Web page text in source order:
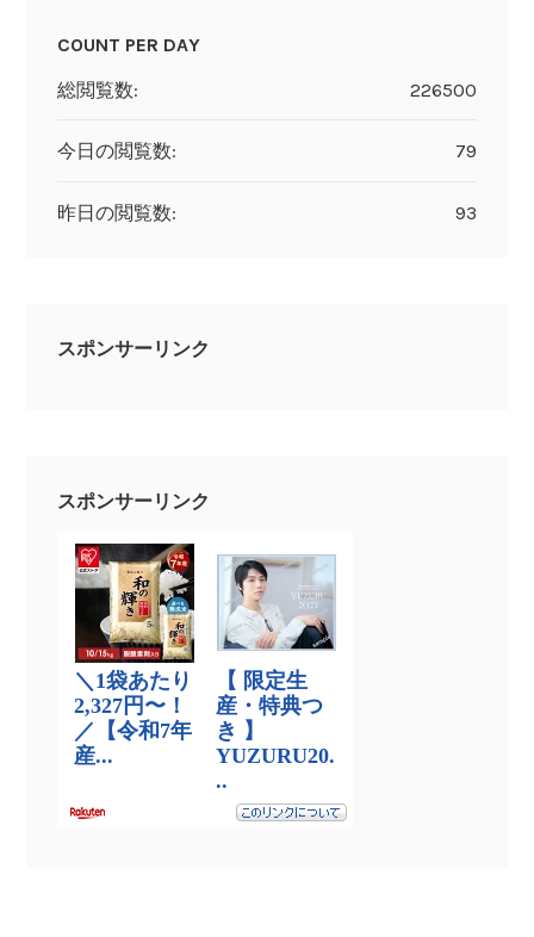
COUNT PER DAY
226500
総閲覧数:
79
今日の閲覧数:
93
昨日の閲覧数:
スポンサーリンク
スポンサーリンク